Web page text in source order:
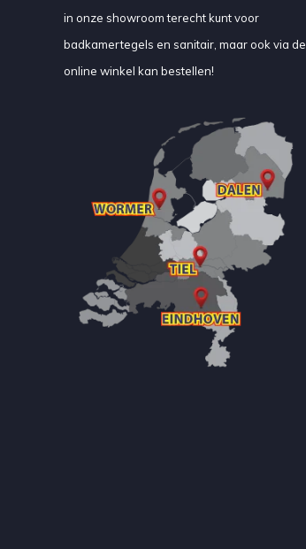
in onze showroom terecht kunt voor
badkamertegels en sanitair, maar ook via de
online winkel kan bestellen!